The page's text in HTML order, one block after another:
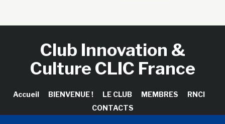
Culture CLIC France
Accueil BIENVENUE ! LE CLUB MEMBRES
RNCI